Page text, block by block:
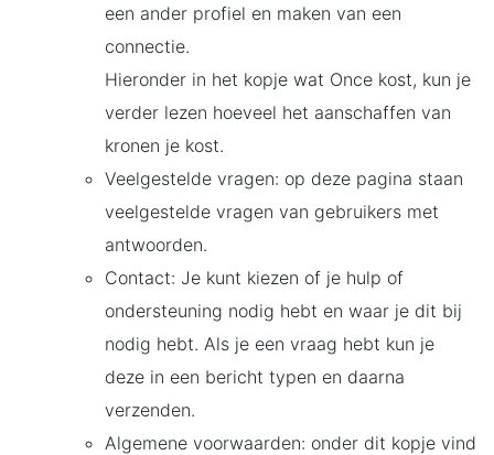
een ander profiel en maken van een
connectie.
Hieronder in het kopje wat Once kost, kun je
verder lezen hoeveel het aanschaffen van
kronen je kost.
Veelgestelde vragen: op deze pagina staan
veelgestelde vragen van gebruikers met
antwoorden.
Contact: Je kunt kiezen of je hulp of
ondersteuning nodig hebt en waar je dit bij
nodig hebt. Als je een vraag hebt kun je
deze in een bericht typen en daarna
verzenden.
Algemene voorwaarden: onder dit kopje vind